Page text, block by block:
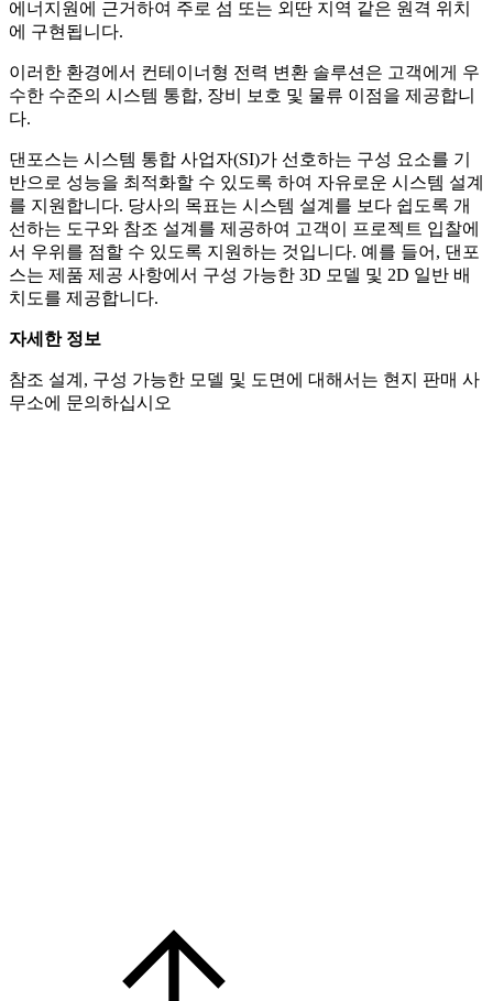
에너지원에 근거하여 주로 섬 또는 외딴 지역 같은 원격 위치
에 구현됩니다.
이러한 환경에서 컨테이너형 전력 변환 솔루션은 고객에게 우
수한 수준의 시스템 통합, 장비 보호 및 물류 이점을 제공합니
다.
댄포스는 시스템 통합 사업자(SI)가 선호하는 구성 요소를 기
반으로 성능을 최적화할 수 있도록 하여 자유로운 시스템 설계
를 지원합니다. 당사의 목표는 시스템 설계를 보다 쉽도록 개
선하는 도구와 참조 설계를 제공하여 고객이 프로젝트 입찰에
서 우위를 점할 수 있도록 지원하는 것입니다. 예를 들어, 댄포
스는 제품 제공 사항에서 구성 가능한 3D 모델 및 2D 일반 배
치도를 제공합니다.
자세한 정보
참조 설계, 구성 가능한 모델 및 도면에 대해서는 현지 판매 사
무소에 문의하십시오